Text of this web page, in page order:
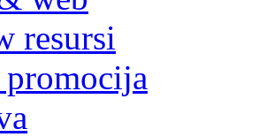
resursi